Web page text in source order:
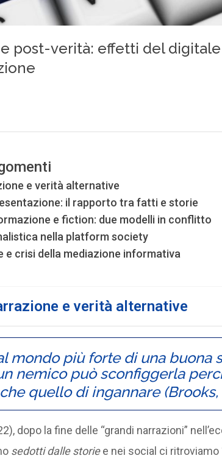
e verità alternative
il rapporto tra fatti e storie
e fiction: due modelli in conflitto
nella platform society
e crisi della mediazione informativa
e verità alternative
mondo più forte di una buona
nemico può sconfiggerla
quello di ingannare (Brooks,
dopo la fine delle “grandi narrazioni”
sedotti dalle storiee nei social ci ritroviamo